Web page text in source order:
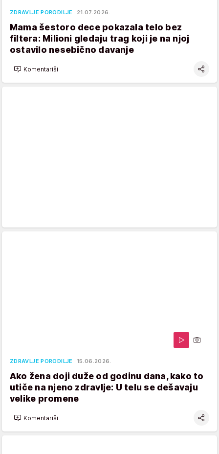
ZDRAVLJE PORODILJE 21.07.2026.
Mama šestoro dece pokazala telo bez
filtera: Milioni gledaju trag koji je na njoj
ostavilo nesebično davanje
Komentariši
ZDRAVLJE PORODILJE 15.06.2026.
Ako žena doji duže od godinu dana, kako to
utiče na njeno zdravlje: U telu se dešavaju
velike promene
Komentariši